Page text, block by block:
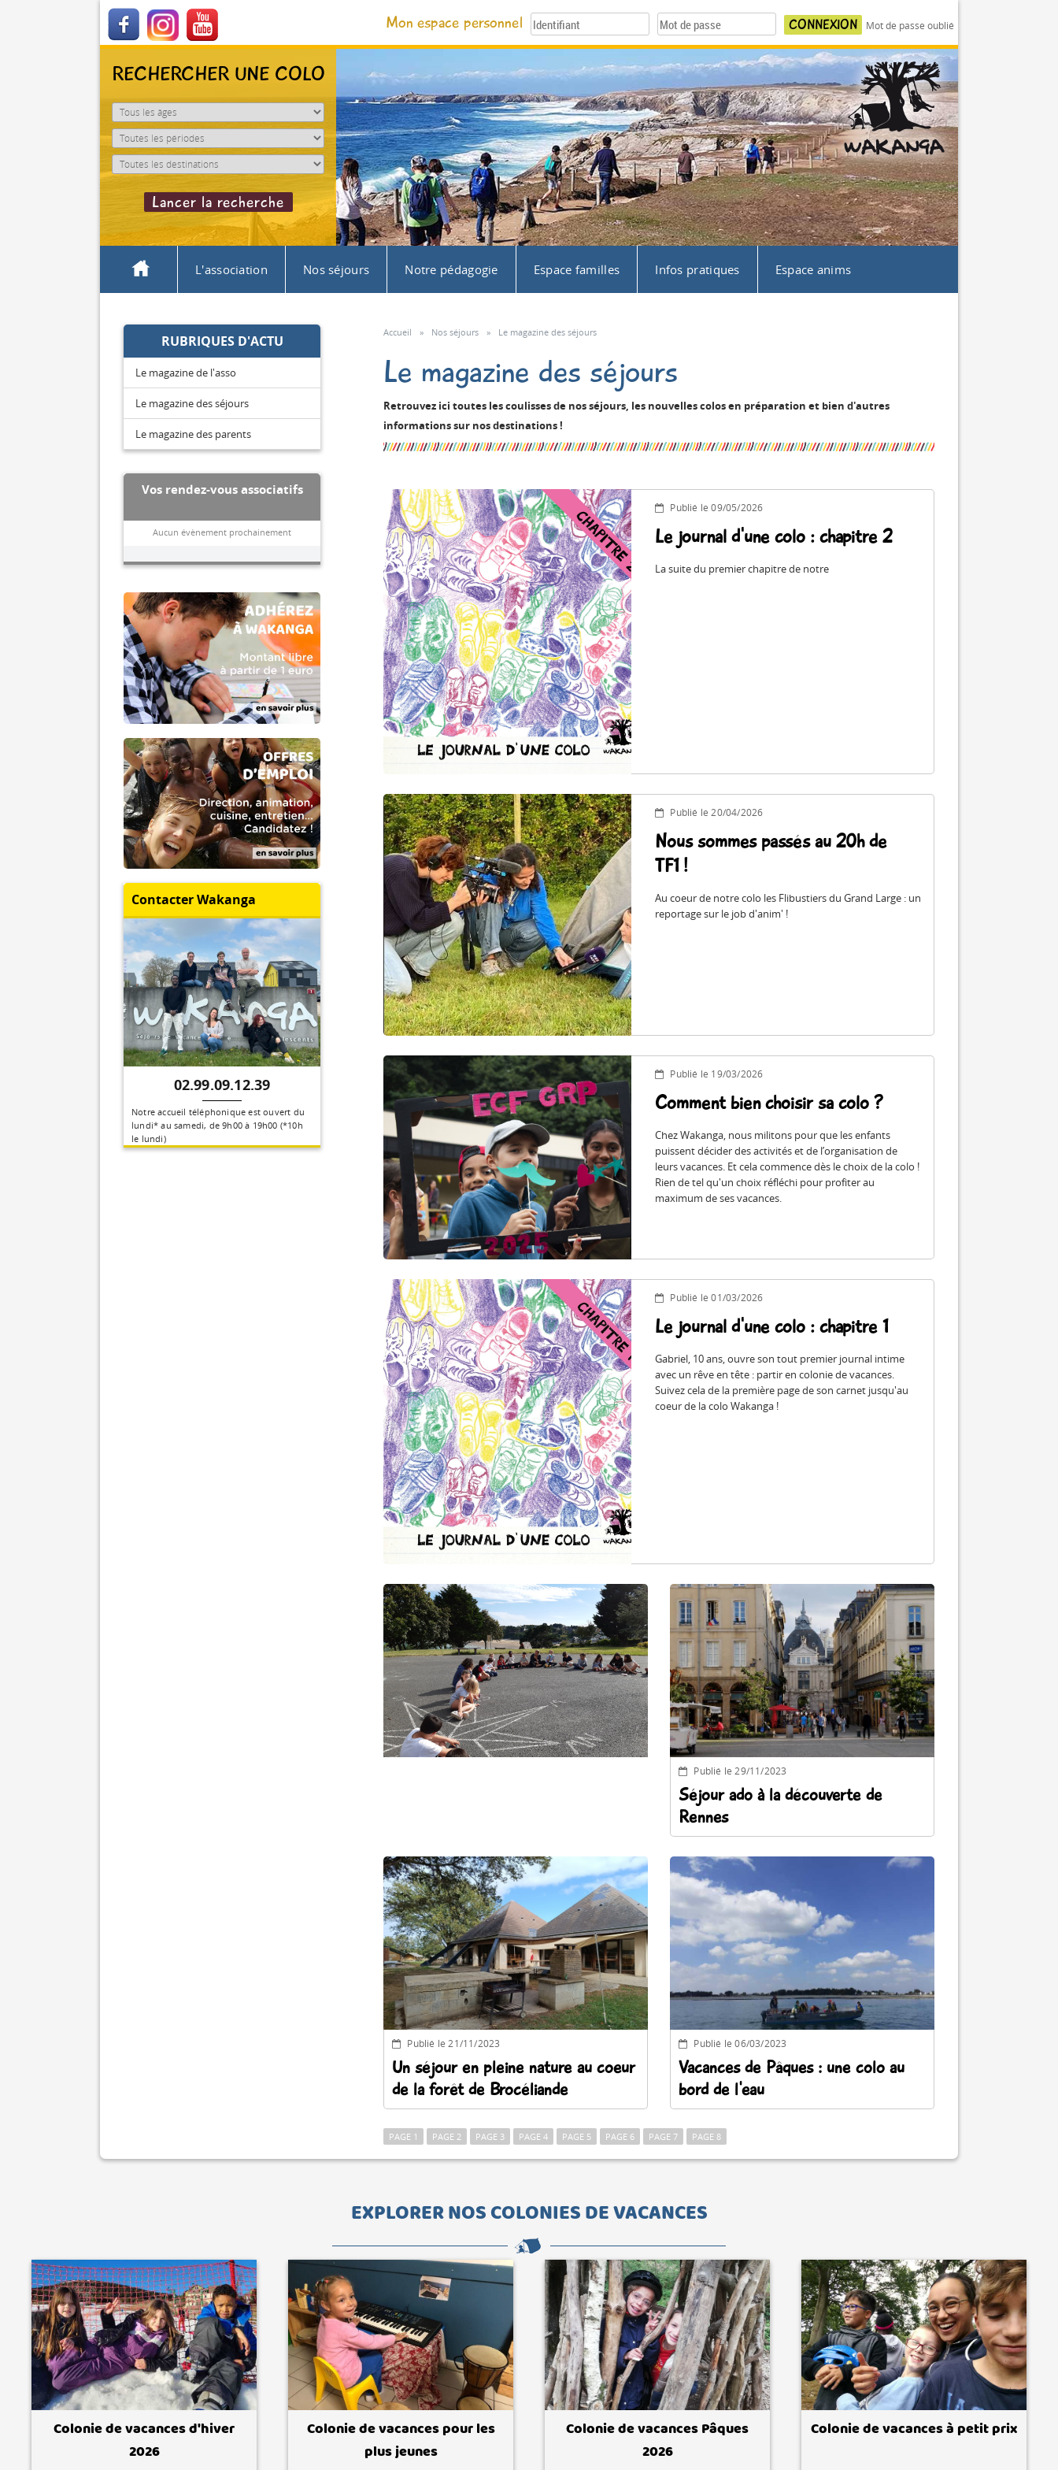
Mon espace personnel Mot de passe oublié
RECHERCHER UNE COLO
L'association Nos séjours Notre pédagogie Espace familles Infos pratiques Espace anims
Accueil » Nos séjours » Le magazine des séjours
Le magazine des séjours
Retrouvez ici toutes les coulisses de nos séjours, les nouvelles colos en préparation et bien d'autres
informations sur nos destinations !
Publié le 09/05/2026
Le journal d'une colo : chapitre 2
La suite du premier chapitre de notre
Publié le 20/04/2026
Nous sommes passés au 20h de
TF1 !
Au coeur de notre colo les Flibustiers du Grand Large : un
reportage sur le job d'anim' !
Publié le 19/03/2026
Comment bien choisir sa colo ?
Chez Wakanga, nous militons pour que les enfants
puissent décider des activités et de l’organisation de
leurs vacances. Et cela commence dès le choix de la colo !
Rien de tel qu'un choix réfléchi pour profiter au
maximum de ses vacances.
Publié le 01/03/2026
Le journal d'une colo : chapitre 1
Gabriel, 10 ans, ouvre son tout premier journal intime
avec un rêve en tête : partir en colonie de vacances.
Suivez cela de la première page de son carnet jusqu'au
coeur de la colo Wakanga !
Publié le 29/11/2023
Séjour ado à la découverte de
Rennes
Publié le 21/11/2023
Un séjour en pleine nature au coeur
de la forêt de Brocéliande
Publié le 06/03/2023
Vacances de Pâques : une colo au
bord de l'eau
PAGE 1 PAGE 2 PAGE 3 PAGE 4 PAGE 5 PAGE 6 PAGE 7 PAGE 8
RUBRIQUES D'ACTU
Le magazine de l'asso
Le magazine des séjours
Le magazine des parents
Vos rendez-vous associatifs
Aucun évènement prochainement
Contacter Wakanga
02.99.09.12.39
Notre accueil téléphonique est ouvert du
lundi* au samedi, de 9h00 à 19h00 (*10h
le lundi)
EXPLORER NOS COLONIES DE VACANCES
Colonie de vacances d'hiver
2026
Colonie de vacances pour les
plus jeunes
Colonie de vacances Pâques
2026
Colonie de vacances à petit prix